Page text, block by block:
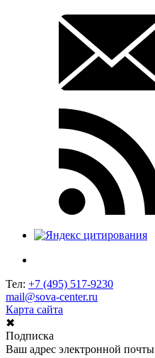
Тел: +7 (495) 517-9230
mail@sova-center.ru
Карта сайта
✖
Подписка
Ваш адрес электронной почты